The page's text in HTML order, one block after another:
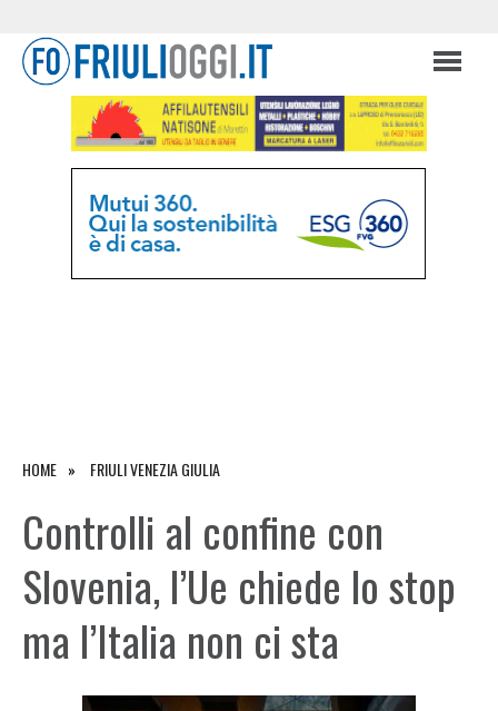
HOME FRIULI VENEZIA GIULIA
Controlli al confine con
Slovenia, l’Ue chiede lo stop
ma l’Italia non ci sta